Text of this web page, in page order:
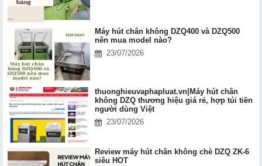
Máy hút chân không DZQ400 và DZQ500
nên mua model nào?
23/07/2026
thuonghieuvaphapluat.vn|Máy hút chân
không DZQ thương hiệu giá rẻ, hợp túi tiền
người dùng Việt
23/07/2026
Review máy hút chân không chè DZQ ZK-6
siêu HOT